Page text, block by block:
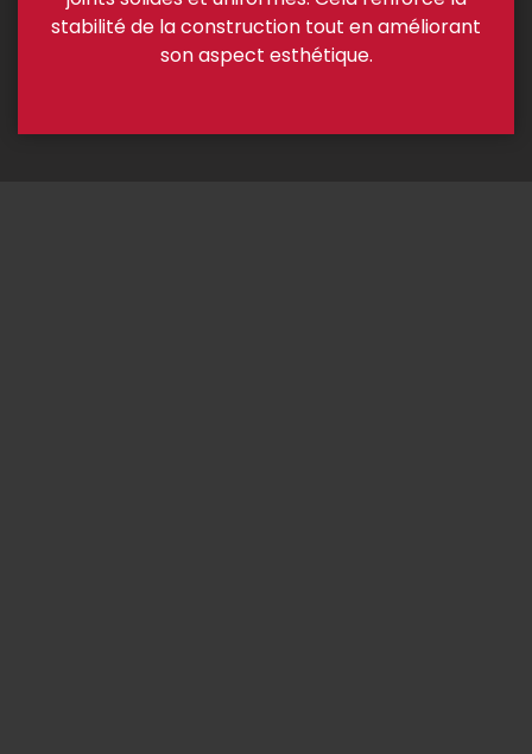
stabilité de la construction tout en améliorant
son aspect esthétique.